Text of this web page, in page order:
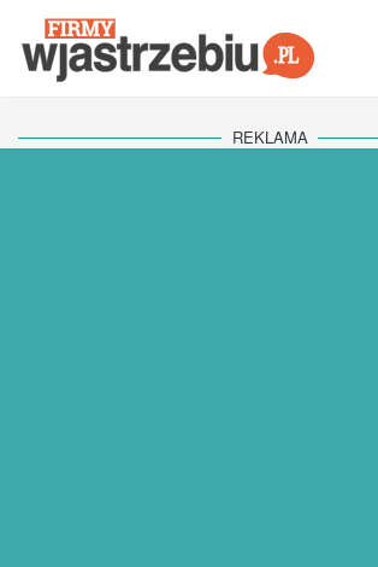
Przejdź do głównej treści
REKLAMA